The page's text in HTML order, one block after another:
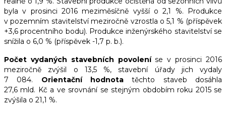
byla v prosinci 2016 meziměsíčně vyšší o 2,1 %. Produkce
v pozemním stavitelství meziročně vzrostla o 5,1 % (příspěvek
+3,6 procentního bodu). Produkce inženýrského stavitelství se
snížila o 6,0 % (příspěvek -1,7 p. b.).
Počet vydaných stavebních povoleníse v prosinci 2016
meziročně zvýšil o 13,5 %, stavební úřady jich vydaly
7 084. Orientační hodnota těchto staveb dosáhla
27,6 mld. Kč a ve srovnání se stejným obdobím roku 2015 se
zvýšila o 21,1 %.